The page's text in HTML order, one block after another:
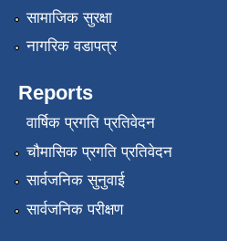
सामाजिक सुरक्षा
नागरिक वडापत्र
Reports
वार्षिक प्रगति प्रतिवेदन
चौमासिक प्रगति प्रतिवेदन
सार्वजनिक सुनुवाई
सार्वजनिक परीक्षण